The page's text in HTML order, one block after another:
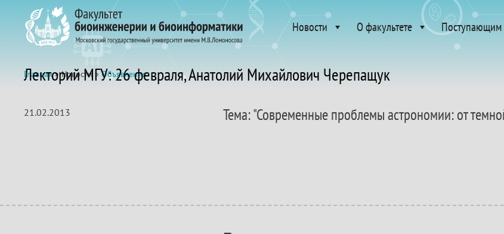
Новости О факультете Поступающим
Главная» Новости »Объявления
Лекторий МГУ: 26 февраля, Анатолий Михайлович Черепащук
21.02.2013 Тема: "Современные проблемы астрономии: от